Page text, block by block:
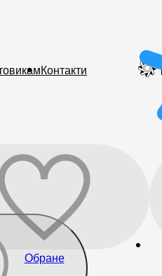
Контакти
Обране